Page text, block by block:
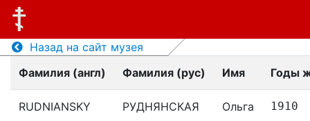
Назад на сайт музея
Фамилия (англ)
Фамилия (рус) Имя Годы
RUDNIANSKY РУДНЯНСКАЯ Ольга 1910